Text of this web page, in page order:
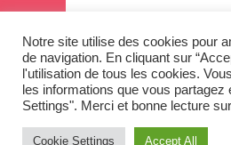
Notre site utilise des cookies pour
de navigation. En cliquant sur
l'utilisation de tous les cookies.
les informations que vous partagez
Settings". Merci et bonne lecture
Cookie Settings Accept All